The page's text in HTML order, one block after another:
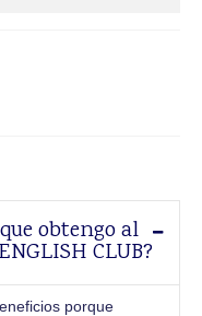
obtengo al
CLUB?
porque